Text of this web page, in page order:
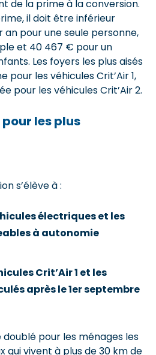
de la prime à la conversion.
il doit être inférieur
an pour une seule personne,
et 40 467 € pour un
Les foyers les plus aisés
pour les véhicules Crit’Air 1,
pour les véhicules Crit’Air 2.
les plus
s’élève à :
électriques et les
à autonomie
Crit’Air 1 et les
après le 1er septembre
pour les ménages les
qui vivent à plus de 30 km de